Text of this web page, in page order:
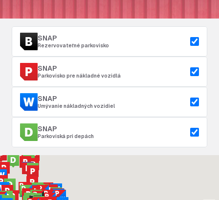
SNAP
Rezervovateľné parkovisko
SNAP
Parkovisko pre nákladné vozidlá
SNAP
Umývanie nákladných vozidiel
SNAP
Parkoviská pri depách